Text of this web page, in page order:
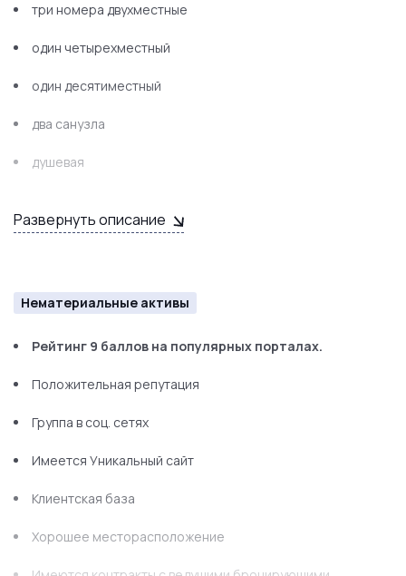
три номера двухместные
один четырехместный
один десятиместный
два санузла
душевая
Развернуть описание
Нематериальные активы
Рейтинг 9 баллов на популярных порталах.
Положительная репутация
Группа в соц. сетях
Имеется Уникальный сайт
Клиентская база
Хорошее месторасположение